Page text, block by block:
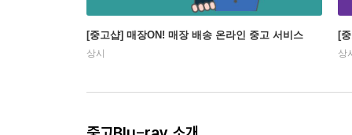
[중고샵] 매장ON! 매장 배송 온라인 중고 서비스
상시
[
상